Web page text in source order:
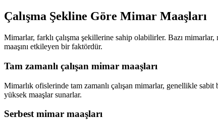
Çalışma Şekline Göre Mimar Maaşları
Mimarlar, farklı çalışma şekillerine sahip olabilirler. Bazı mimarlar,
maaşını etkileyen bir faktördür.
Tam zamanlı çalışan mimar maaşları
Mimarlık ofislerinde tam zamanlı çalışan mimarlar, genellikle
yüksek maaşlar sunarlar.
Serbest mimar maaşları